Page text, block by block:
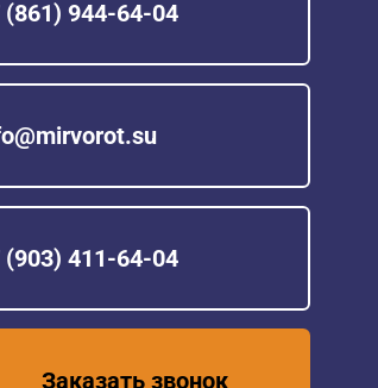
(861) 944-64-04
(903) 411-64-04
Заказать звонок